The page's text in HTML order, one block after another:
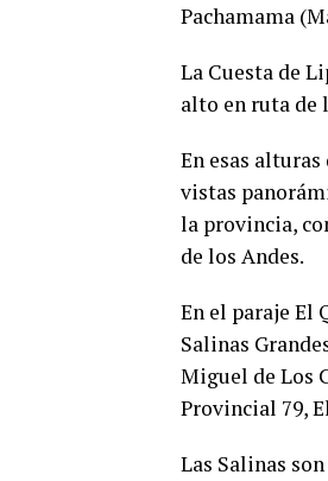
Pachamama
La Cuesta de
alto en ruta de
En esas
vistas
la provincia,
de los Andes.
En el paraje El
Salinas
Miguel de Los
Provincial 79,
Las Salinas